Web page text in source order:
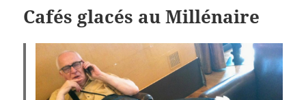
Cafés glacés au Millénaire